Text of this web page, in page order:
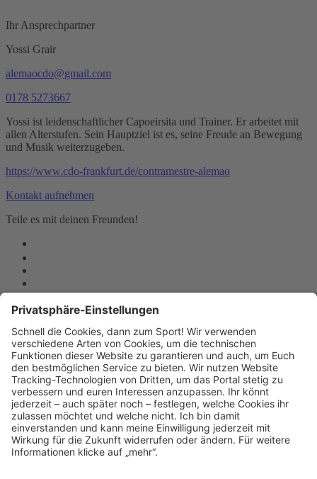
Ihr Ansprechpartner
Yossi Grair
alemaocdo@gmail.com
0178 5273667
Yossi ist leidenschaftlicher Capoeirsita und Trainer. Er arbeitet mit
allen Alterstufen. Sein Hauptziel ist es, seine Freude an Bewegung
und Musik weiterzugeben.
https://www.cdo-frankfurt.de/contramestre-alemao
Kontakt aufnehmen
Teile es mit deinen Freunden!
Deutsches Zentrum für Capoeira
Sophienstraße 70
60487 Frankfurt am Main
E-Mail:alemaocdo@gmail.com
Telefon: +49 178 5273667
Website:https://www.cdo-frankfurt.de
Sitemap
Kontakt